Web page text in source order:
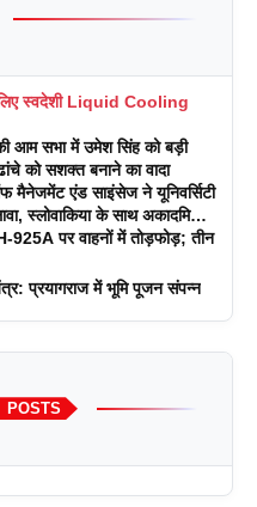
स्वदेशी Liquid Cooling
आम सभा में उमेश सिंह को बड़ी
को सशक्त बनाने का वादा
मैनेजमेंट एंड साइंसेज ने यूनिवर्सिटी
स्लोवाकिया के साथ अकादमिक
एक दिवसीय कार्यशाला का
925A पर वाहनों में तोड़फोड़; तीन
प्रयागराज में भूमि पूजन संपन्न
POSTS